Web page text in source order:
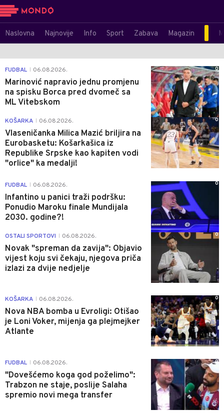
Naslovna Najnovije Info Sport Zabava Magazin
FUDBAL 06.08.2026.
Marinović napravio jednu promjenu
na spisku Borca pred dvomeč sa
ML Vitebskom
0
KOŠARKA 06.08.2026.
Vlaseničanka Milica Mazić briljira na
Eurobasketu: Košarkašica iz
Republike Srpske kao kapiten vodi
"orlice" ka medalji!
0
FUDBAL 06.08.2026.
Infantino u panici traži podršku:
Ponudio Maroku finale Mundijala
2030. godine?!
0
OSTALI SPORTOVI 06.08.2026.
Novak "spreman da zavija": Objavio
vijest koju svi čekaju, njegova priča
izlazi za dvije nedjelje
0
KOŠARKA 06.08.2026.
Nova NBA bomba u Evroligi: Otišao
je Loni Voker, mijenja ga plejmejker
Atlante
0
FUDBAL 06.08.2026.
"Dovešćemo koga god poželimo":
Trabzon ne staje, poslije Salaha
spremio novi mega transfer
0